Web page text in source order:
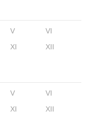
V
VI
XI XII
V
VI
XI XII